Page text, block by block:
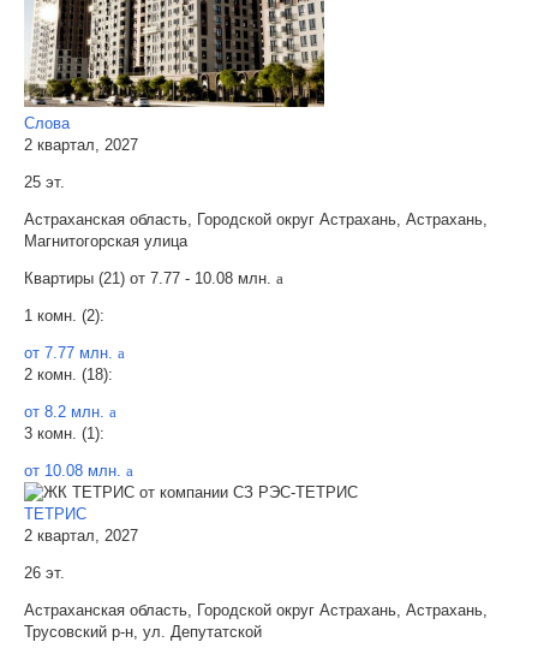
Слова
2 квартал, 2027
25 эт.
Астраханская область, Городской округ Астрахань, Астрахань,
Магнитогорская улица
Квартиры (21) от 7.77 - 10.08 млн. a
1 комн. (2):
от 7.77 млн. a
2 комн. (18):
от 8.2 млн. a
3 комн. (1):
от 10.08 млн. a
ТЕТРИС
2 квартал, 2027
26 эт.
Астраханская область, Городской округ Астрахань, Астрахань,
Трусовский р-н, ул. Депутатской